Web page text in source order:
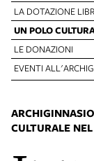
LA DOTAZIONE
UN POLO
LE DONAZIONI
EVENTI
CULTURALE